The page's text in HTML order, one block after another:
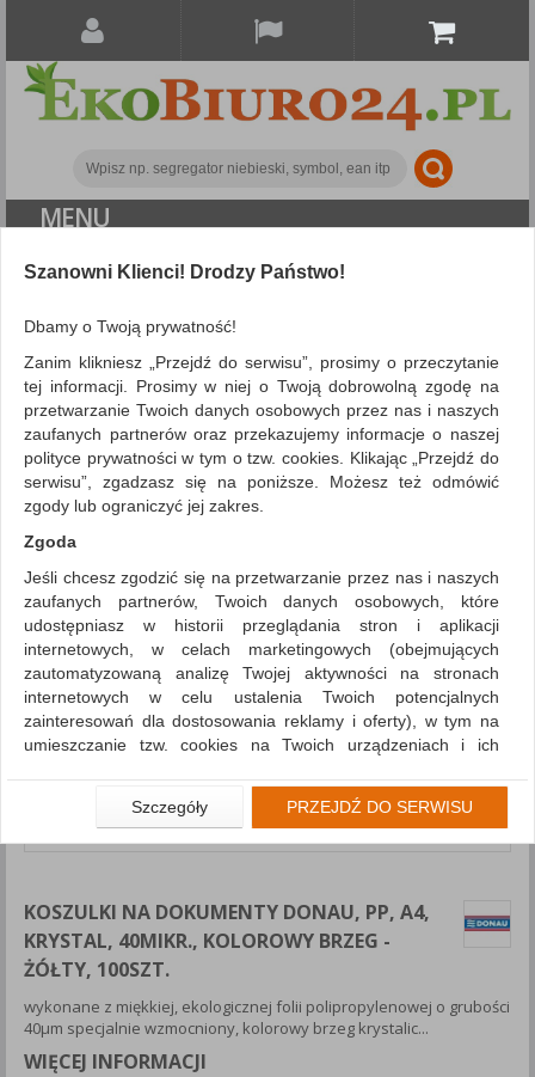
MENU
Eko-recycled Eko-recycled
żółty, 100szt.
KOSZULKI NA DOKUMENTY DONAU, PP, A4,
KRYSTAL, 40MIKR., KOLOROWY BRZEG -
ŻÓŁTY, 100SZT.
wykonane z miękkiej, ekologicznej folii polipropylenowej o grubości
40μm specjalnie wzmocniony, kolorowy brzeg krystalic...
WIĘCEJ INFORMACJI
Szanowni Klienci! Drodzy Państwo!
Dbamy o Twoją prywatność!
Zanim klikniesz „Przejdź do serwisu”, prosimy o przeczytanie
tej informacji. Prosimy w niej o Twoją dobrowolną zgodę na
przetwarzanie Twoich danych osobowych przez nas i naszych
zaufanych partnerów oraz przekazujemy informacje o naszej
polityce prywatności w tym o tzw. cookies. Klikając „Przejdź do
serwisu”, zgadzasz się na poniższe. Możesz też odmówić
zgody lub ograniczyć jej zakres.
Zgoda
Jeśli chcesz zgodzić się na przetwarzanie przez nas i naszych
zaufanych partnerów, Twoich danych osobowych, które
udostępniasz w historii przeglądania stron i aplikacji
internetowych, w celach marketingowych (obejmujących
zautomatyzowaną analizę Twojej aktywności na stronach
internetowych w celu ustalenia Twoich potencjalnych
zainteresowań dla dostosowania reklamy i oferty), w tym na
umieszczanie tzw. cookies na Twoich urządzeniach i ich
Jeśli nie chcesz wyrazić zgody lub ograniczyć jej zakres, kliknij
„Szczegóły”, gdzie znajdziesz wszelkie informacje o tym jak to
W przypadku użytkowników zalogowanych, aby umożliwić
prawidłową realizację Umowy z Państwem i związane z tym
prawidłowe działanie naszej strony www, a w szczególności
np. wysłanie potwierdzenia zamówienia na Państwa email lub
wyświetlenie Państwu prawidłowych informacji o promocjach
czy cenach indywidualnych, ważna jest Państwa wcześniejsza
zgoda której udzieliliście podczas zakładania konta.
Szczegóły PRZEJDŹ DO SERWISU